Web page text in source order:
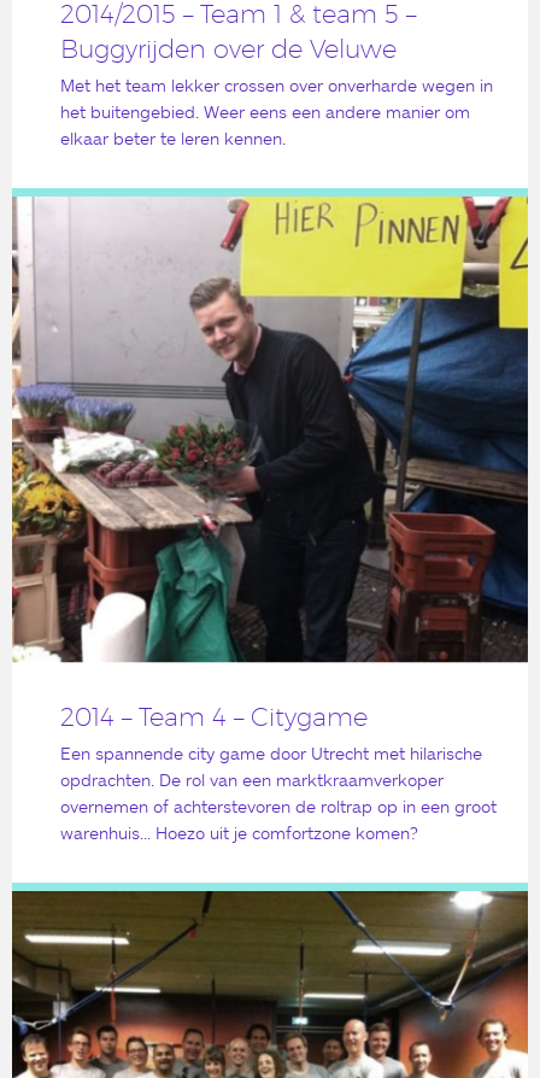
2014/2015 – Team 1 & team 5 –
Buggyrijden over de Veluwe
Met het team lekker crossen over onverharde wegen in
het buitengebied. Weer eens een andere manier om
elkaar beter te leren kennen.
2014 – Team 4 – Citygame
Een spannende city game door Utrecht met hilarische
opdrachten. De rol van een marktkraamverkoper
overnemen of achterstevoren de roltrap op in een groot
warenhuis… Hoezo uit je comfortzone komen?